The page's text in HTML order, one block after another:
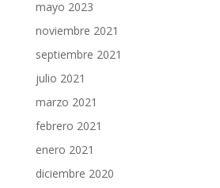
mayo 2023
noviembre 2021
septiembre 2021
julio 2021
marzo 2021
febrero 2021
enero 2021
diciembre 2020